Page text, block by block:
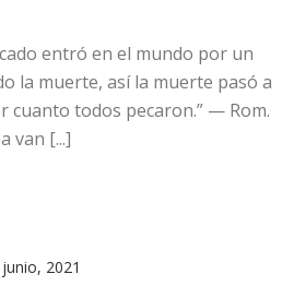
entró en el mundo por un
la muerte, así la muerte pasó a
cuanto todos pecaron.” — Rom.
van [...]
2021